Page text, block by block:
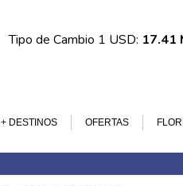
Tipo de Cambio 1 USD: 17.41
+ DESTINOS OFERTAS